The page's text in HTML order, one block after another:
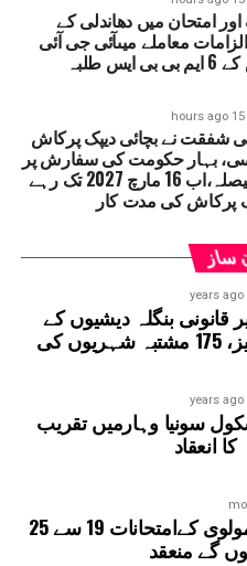
ذکر ہے کہ حال ہی میں سپریم
کو کہا تھا کہ ’’دیپک
کے باوجود وزیر کے عہدے
کے مطابق اگر کوئی شخص
کے اندر اس کا اسمبلی یا
لازمی ہے۔ ایسا نہ
عہدہ چھوڑنا پڑ
اور امتحان میں دھاندلی کے
معاملے میںآئی جی آئی
ایم ایس کے 6 ایم بی بی ایس طلبہ
15 hours ago
شفقت نے بچائی دیپک پرکاش
بہار حکومت کی سفارش پر
لیا گیا فیصلہ،اب 16 مارچ 2027 تک رہے
پرکاش کی مدت کار
ساز
قانونی بنگلہ دیشیوں کے
خلاف مہم تیز، 175 مشتبہ شہریوں کی
سونیا وہارمیں تقریب
انعقاد
فوقانیہ اور مولوی کےامتحانات 19 سے 25
گے منعقد